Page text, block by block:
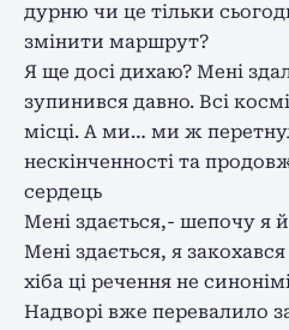
дурню чи це тільки
змінити маршрут?
Я ще досі дихаю? Мені
зупинився давно. Всі
місці. А ми… ми ж
нескінченності та
сердець
Мені здається,- шепочу я
Мені здається, я
хіба ці речення не
Надворі вже перевалило